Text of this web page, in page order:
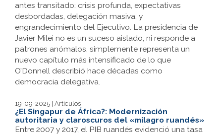
antes transitado: crisis profunda, expectativas
desbordadas, delegación masiva, y
engrandecimiento del Ejecutivo. La presidencia de
Javier Milei no es un suceso aislado, ni responde a
patrones anómalos, simplemente representa un
nuevo capítulo más intensificado de lo que
O’Donnell describió hace décadas como
democracia delegativa.
19-09-2025 | Artículos
¿El Singapur de África?: Modernización
autoritaria y claroscuros del «milagro ruandés»
Entre 2007 y 2017, el PIB ruandés evidenció una tasa